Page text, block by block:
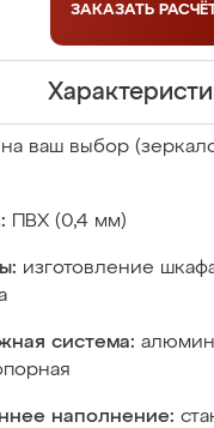
ЗАКАЗАТЬ
на ваш выбор
ПВХ (0,4 мм)
изготовление
система:
наполнение: